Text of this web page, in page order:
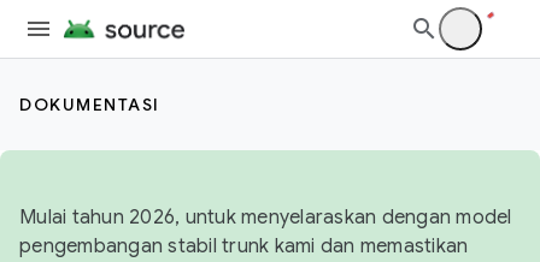
DOKUMENTASI
Mulai tahun 2026, untuk menyelaraskan dengan model
pengembangan stabil trunk kami dan memastikan